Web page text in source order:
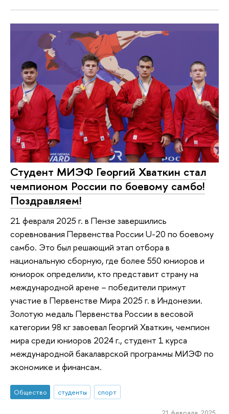
Студент МИЭФ Георгий Хваткин стал
чемпионом России по боевому самбо!
Поздравляем!
21 февраля 2025 г. в Пензе завершились
соревнования Первенства России U-20 по боевому
самбо. Это был решающий этап отбора в
национальную сборную, где более 550 юниоров и
юниорок определили, кто представит страну на
международной арене – победители примут
участие в Первенстве Мира 2025 г. в Индонезии.
Золотую медаль Первенства России в весовой
категории 98 кг завоевал Георгий Хваткин, чемпион
мира среди юниоров 2024 г., студент 1 курса
международной бакалаврской программы МИЭФ по
экономике и финансам.
Общество студенты спорт